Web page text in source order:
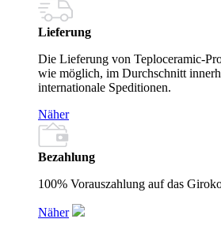
Lieferung
Die Lieferung von Teploceramic-
wie möglich, im Durchschnitt
internationale Speditionen.
Näher
Bezahlung
100% Vorauszahlung auf das
Näher